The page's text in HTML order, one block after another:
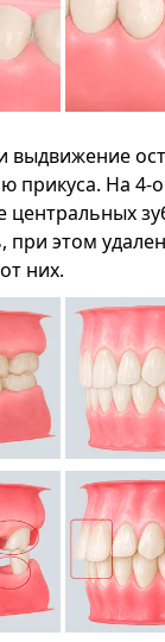
прикуса. На 4-
этом
них.